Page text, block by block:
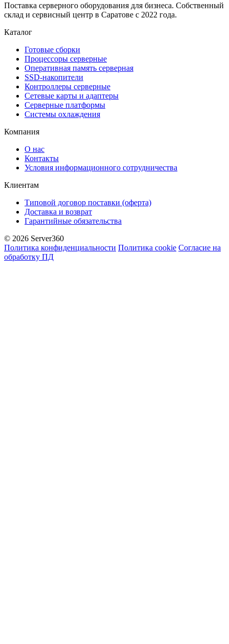
Поставка серверного оборудования для бизнеса. Собственный
склад и сервисный центр в Саратове с 2022 года.
Каталог
Готовые сборки
Процессоры серверные
Оперативная память серверная
SSD-накопители
Контроллеры серверные
Сетевые карты и адаптеры
Серверные платформы
Системы охлаждения
Компания
О нас
Контакты
Условия информационного сотрудничества
Клиентам
Типовой договор поставки (оферта)
Доставка и возврат
Гарантийные обязательства
© 2026 Server360
Политика конфиденциальности Политика cookie Согласие на
обработку ПД